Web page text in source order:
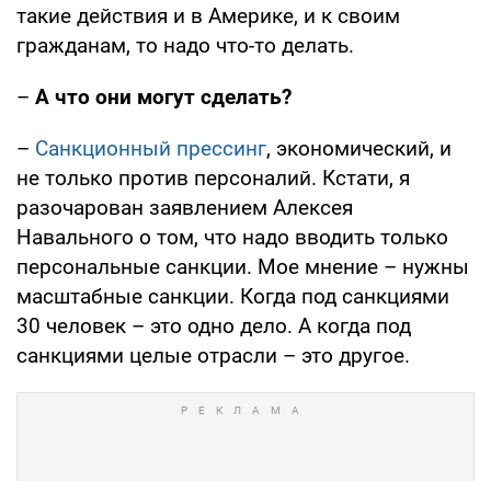
такие действия и в Америке, и к своим
гражданам, то надо что-то делать.
– А что они могут сделать?
– Санкционный прессинг, экономический, и
не только против персоналий. Кстати, я
разочарован заявлением Алексея
Навального о том, что надо вводить только
персональные санкции. Мое мнение – нужны
масштабные санкции. Когда под санкциями
30 человек – это одно дело. А когда под
санкциями целые отрасли – это другое.